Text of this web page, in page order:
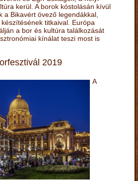
kerül. A borok kóstolásán kívül
a Bikavért övező legendákkal,
titkaival. Európa
a bor és kultúra találkozását
kínálat teszi most is
2019
A